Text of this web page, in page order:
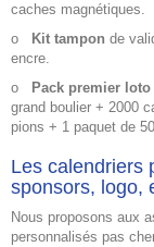
caches magnétiques.
o
Kit tampon de
encre.
o
Pack premier loto
grand boulier + 2000
pions + 1 paquet de
Les calendriers
sponsors, logo,
Nous proposons aux
personnalisés pas